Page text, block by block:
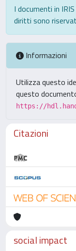
I documenti in
diritti sono
Informazioni
Utilizza questo
questo
https://
Citazioni
social impact